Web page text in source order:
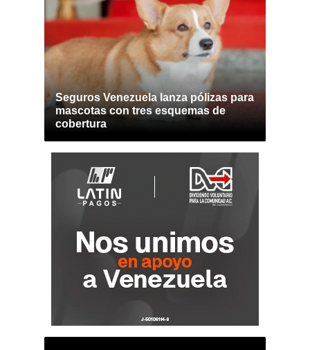
Seguros Venezuela lanza pólizas para
mascotas con tres esquemas de
cobertura